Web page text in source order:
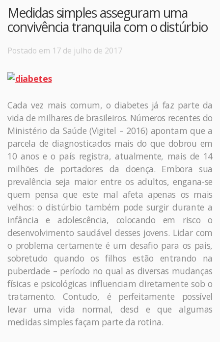
Medidas simples asseguram uma
convivência tranquila com o distúrbio
Postado em 17 de julho de 2017
Cada vez mais comum, o diabetes já faz parte da
vida de milhares de brasileiros. Números recentes do
Ministério da Saúde (Vigitel – 2016) apontam que a
parcela de diagnosticados mais do que dobrou em
10 anos e o país registra, atualmente, mais de 14
milhões de portadores da doença. Embora sua
prevalência seja maior entre os adultos, engana-se
quem pensa que este mal afeta apenas os mais
velhos: o distúrbio também pode surgir durante a
infância e adolescência, colocando em risco o
desenvolvimento saudável desses jovens. Lidar com
o problema certamente é um desafio para os pais,
sobretudo quando os filhos estão entrando na
puberdade – período no qual as diversas mudanças
físicas e psicológicas influenciam diretamente sob o
tratamento. Contudo, é perfeitamente possível
levar uma vida normal, desd e que algumas
medidas simples façam parte da rotina.